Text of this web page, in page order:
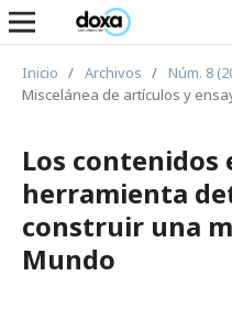
Inicio / Archivos / Núm. 8
Miscelánea de artículos y
Los
herramienta
construir una
Mundo